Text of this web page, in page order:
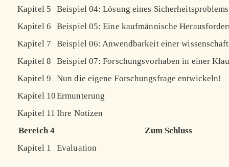
Kapitel 5
Beispiel 04: Lösung eines Sicherheitsproblems
Kapitel 6
Beispiel 05: Eine kaufmännische
Kapitel 7
Beispiel 06: Anwendbarkeit einer
Kapitel 8
Beispiel 07: Forschungsvorhaben in einer
Kapitel 9
Nun die eigene Forschungsfrage entwickeln!
Kapitel 10Ermunterung
Kapitel 11 Ihre Notizen
Bereich 4
Zum Schluss
Kapitel 1
Evaluation